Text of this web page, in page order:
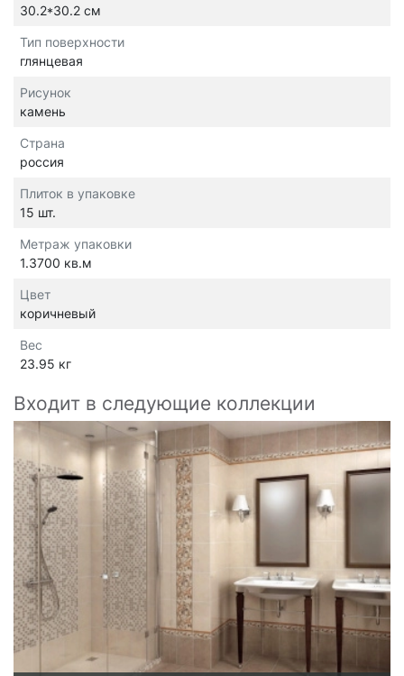
30.2*30.2 см
Тип поверхности
глянцевая
Рисунок
камень
Страна
россия
Плиток в упаковке
15 шт.
Метраж упаковки
1.3700 кв.м
Цвет
коричневый
Вес
23.95 кг
Входит в следующие коллекции